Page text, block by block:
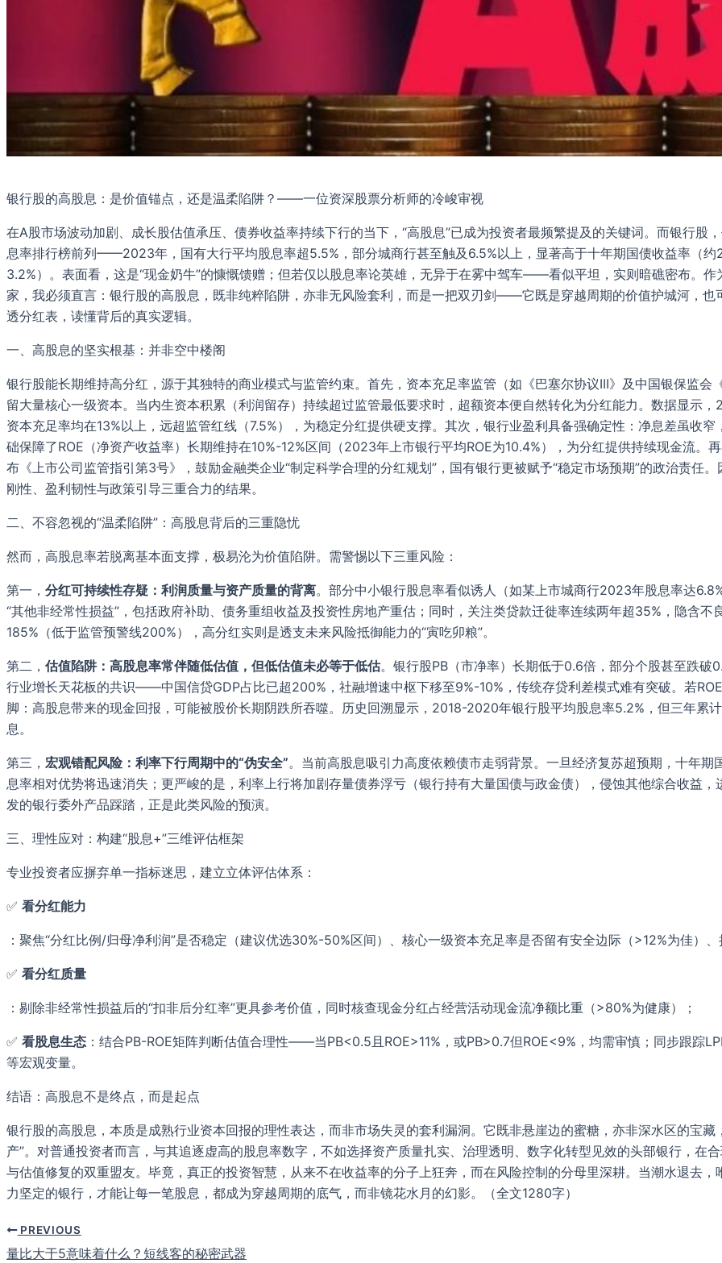
银行股的高股息：是价值锚点，还是温柔陷阱？——一位资深股票分析师的冷峻审视
在A股市场波动加剧、成长股估值承压、债券收益率持续下行的当下，“高股息”已成为投资者最频繁提及的关键词。而银行股
息率排行榜前列——2023年，国有大行平均股息率超5.5%，部分城商行甚至触及6.5%以上，显著高于十年期国债收益率（约
3.2%）。表面看，这是“现金奶牛”的慷慨馈赠；但若仅以股息率论英雄，无异于在雾中驾车——看似平坦，实则暗礁密布。
家，我必须直言：银行股的高股息，既非纯粹陷阱，亦非无风险套利，而是一把双刃剑——它既是穿越周期的价值护城河，也
透分红表，读懂背后的真实逻辑。
一、高股息的坚实根基：并非空中楼阁
银行股能长期维持高分红，源于其独特的商业模式与监管约束。首先，资本充足率监管（如《巴塞尔协议III》及中国银保监会
留大量核心一级资本。当内生资本积累（利润留存）持续超过监管最低要求时，超额资本便自然转化为分红能力。数据显示
资本充足率均在13%以上，远超监管红线（7.5%），为稳定分红提供硬支撑。其次，银行业盈利具备强确定性：净息差虽收
础保障了ROE（净资产收益率）长期维持在10%-12%区间（2023年上市银行平均ROE为10.4%），为分红提供持续现金流
布《上市公司监管指引第3号》，鼓励金融类企业“制定科学合理的分红规划”，国有银行更被赋予“稳定市场预期”的政治责任
刚性、盈利韧性与政策引导三重合力的结果。
二、不容忽视的“温柔陷阱”：高股息背后的三重隐忧
然而，高股息率若脱离基本面支撑，极易沦为价值陷阱。需警惕以下三重风险：
第一， 分红可持续性存疑：利润质量与资产质量的背离。部分中小银行股息率看似诱人（如某上市城商行2023年股息率达
“其他非经常性损益”，包括政府补助、债务重组收益及投资性房地产重估；同时，关注类贷款迁徙率连续两年超35%，隐含
185%（低于监管预警线200%），高分红实则是透支未来风险抵御能力的“寅吃卯粮”。
第二， 估值陷阱：高股息率常伴随低估值，但低估值未必等于低估。银行股PB（市净率）长期低于0.6倍，部分个股甚至跌破
行业增长天花板的共识——中国信贷GDP占比已超200%，社融增速中枢下移至9%-10%，传统存贷利差模式难有突破。若
脚：高股息带来的现金回报，可能被股价长期阴跌所吞噬。历史回溯显示，2018-2020年银行股平均股息率5.2%，但三年累
息。
第三， 宏观错配风险：利率下行周期中的“伪安全”。当前高股息吸引力高度依赖债市走弱背景。一旦经济复苏超预期，十年
息率相对优势将迅速消失；更严峻的是，利率上行将加剧存量债券浮亏（银行持有大量国债与政金债），侵蚀其他综合收益
发的银行委外产品踩踏，正是此类风险的预演。
三、理性应对：构建“股息+”三维评估框架
专业投资者应摒弃单一指标迷思，建立立体评估体系：
✅ 看分红能力
：聚焦“分红比例/归母净利润”是否稳定（建议优选30%-50%区间）、核心一级资本充足率是否留有安全边际（>12%为佳）
✅ 看分红质量
：剔除非经常性损益后的“扣非后分红率”更具参考价值，同时核查现金分红占经营活动现金流净额比重（>80%为健康）；
✅ 看股息生态 ：结合PB-ROE矩阵判断估值合理性——当PB<0.5且ROE>11%，或PB>0.7但ROE<9%，均需审慎；同步跟踪
等宏观变量。
结语：高股息不是终点，而是起点
银行股的高股息，本质是成熟行业资本回报的理性表达，而非市场失灵的套利漏洞。它既非悬崖边的蜜糖，亦非深水区的宝
产”。对普通投资者而言，与其追逐虚高的股息率数字，不如选择资产质量扎实、治理透明、数字化转型见效的头部银行，在
与估值修复的双重盟友。毕竟，真正的投资智慧，从来不在收益率的分子上狂奔，而在风险控制的分母里深耕。当潮水退去
力坚定的银行，才能让每一笔股息，都成为穿越周期的底气，而非镜花水月的幻影。（全文1280字）
PREVIOUS
量比大于5意味着什么？短线客的秘密武器